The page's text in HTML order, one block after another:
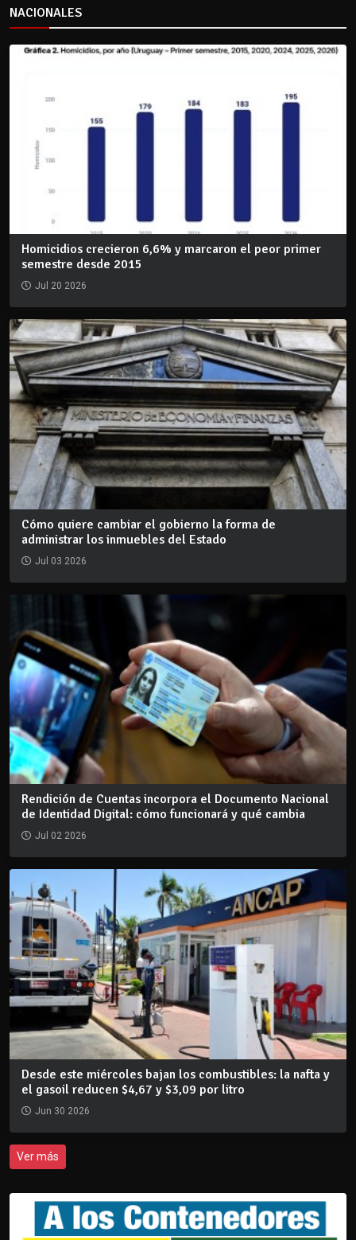
NACIONALES
Homicidios crecieron 6,6% y marcaron el peor primer
semestre desde 2015
Jul 20 2026
Cómo quiere cambiar el gobierno la forma de
administrar los inmuebles del Estado
Jul 03 2026
Rendición de Cuentas incorpora el Documento Nacional
de Identidad Digital: cómo funcionará y qué cambia
Jul 02 2026
Desde este miércoles bajan los combustibles: la nafta y
el gasoil reducen $4,67 y $3,09 por litro
Jun 30 2026
Ver más